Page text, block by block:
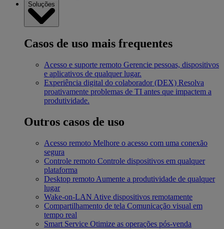
Soluções
Casos de uso mais frequentes
Acesso e suporte remoto Gerencie pessoas, dispositivos
e aplicativos de qualquer lugar.
Experiência digital do colaborador (DEX) Resolva
proativamente problemas de TI antes que impactem a
produtividade.
Outros casos de uso
Acesso remoto Melhore o acesso com uma conexão
segura
Controle remoto Controle dispositivos em qualquer
plataforma
Desktop remoto Aumente a produtividade de qualquer
lugar
Wake-on-LAN Ative dispositivos remotamente
Compartilhamento de tela Comunicação visual em
tempo real
Smart Service Otimize as operações pós-venda